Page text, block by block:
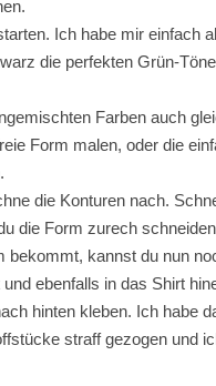
Ich habe mir einfach
die perfekten Grün-
Farben auch
Form malen, oder die
die Konturen nach.
die Form zurech
kannst du nun
ebenfalls in das Shirt
hinten kleben. Ich habe
straff gezogen und